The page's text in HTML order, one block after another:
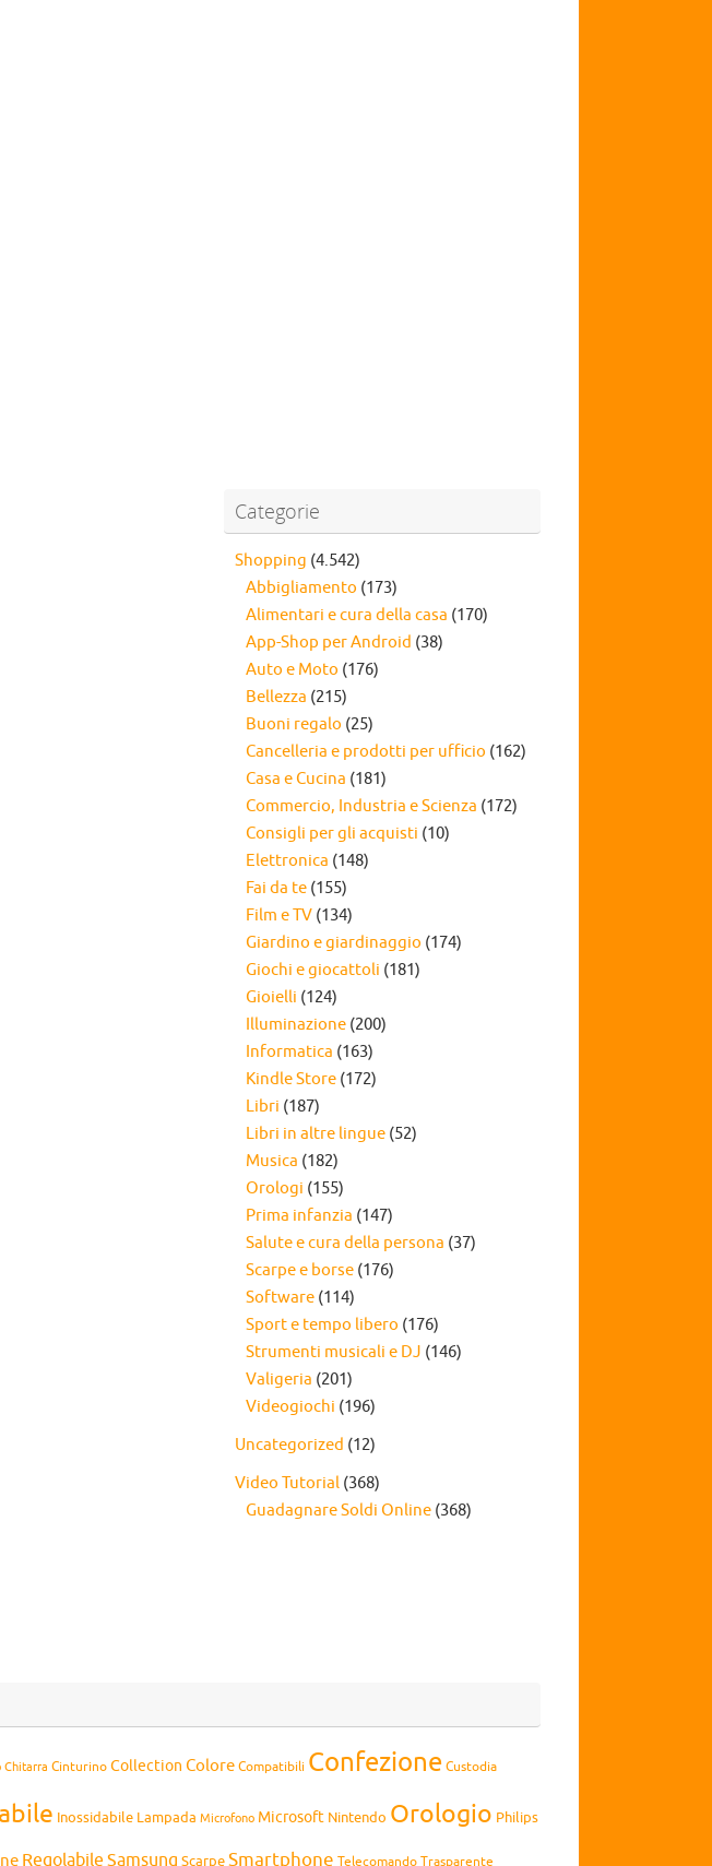
Categorie
Shopping (4.542)
Abbigliamento (173)
Alimentari e cura della casa (170)
App-Shop per Android (38)
Auto e Moto (176)
Bellezza (215)
Buoni regalo (25)
Cancelleria e prodotti per ufficio (162)
Casa e Cucina (181)
Commercio, Industria e Scienza (172)
Consigli per gli acquisti (10)
Elettronica (148)
Fai da te (155)
Film e TV (134)
Giardino e giardinaggio (174)
Giochi e giocattoli (181)
Gioielli (124)
Illuminazione (200)
Informatica (163)
Kindle Store (172)
Libri (187)
Libri in altre lingue (52)
Musica (182)
Orologi (155)
Prima infanzia (147)
Salute e cura della persona (37)
Scarpe e borse (176)
Software (114)
Sport e tempo libero (176)
Strumenti musicali e DJ (146)
Valigeria (201)
Videogiochi (196)
Uncategorized (12)
Video Tutorial (368)
Guadagnare Soldi Online (368)
Chitarra Cinturino Collection ColoreCompatibili Confezione Custodia
Inossidabile Lampada Microfono Microsoft Nintendo Orologio Philips
Regolabile Samsung ScarpeSmartphone Telecomando Trasparente